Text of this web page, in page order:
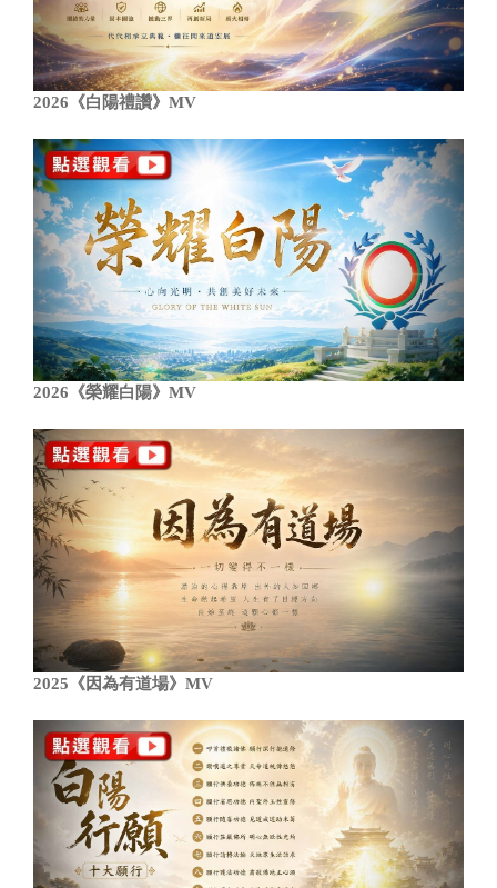
2026《白陽禮讚》MV
2026《榮耀白陽》MV
2025《因為有道場》MV